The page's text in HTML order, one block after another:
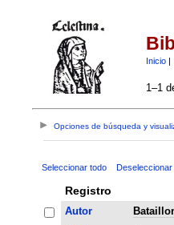
Inicio|
1–1
Opciones de búsqueda y
Seleccionar todo Deseleccionar
Registro
Autor